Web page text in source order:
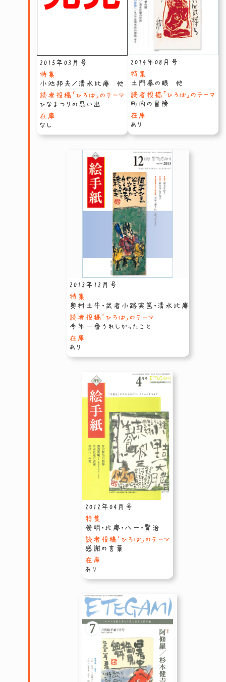
2015年03月号
特集
小池邦夫／清水比庵 他
読者投稿「ひろば」のテーマ
ひなまつりの思い出
在庫
なし
2014年08月号
特集
土門拳の眼 他
読者投稿「ひろば」のテーマ
町内の冒険
在庫
あり
2013年12月号
特集
奥村土牛・武者小路実篤・清水比庵
読者投稿「ひろば」のテーマ
今年一番うれしかったこと
在庫
あり
2012年04月号
特集
俊明・比庵・八一・賢治
読者投稿「ひろば」のテーマ
感謝の言葉
在庫
あり